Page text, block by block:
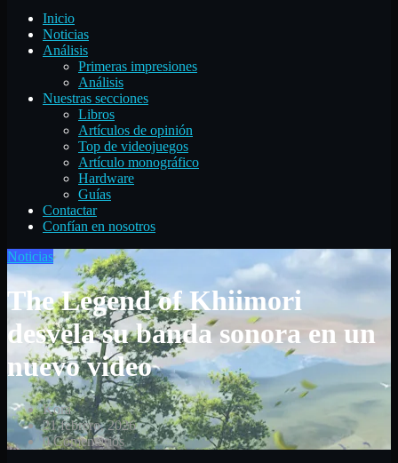
Inicio
Noticias
Análisis
Primeras impresiones
Análisis
Nuestras secciones
Libros
Artículos de opinión
Top de videojuegos
Artículo monográfico
Hardware
Guías
Contactar
Confían en nosotros
Noticias
The Legend of Khiimori
desvela su banda sonora en un
nuevo video
Kora
21 febrero, 2026
0 Comentarios